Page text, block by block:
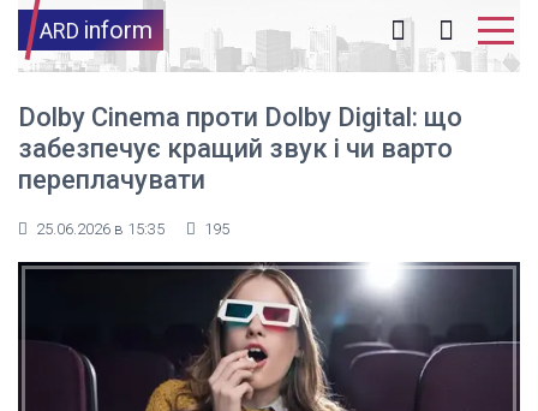
ARD inform
Dolby Cinema проти Dolby Digital: що
забезпечує кращий звук і чи варто
переплачувати
25.06.2026 в 15:35 195